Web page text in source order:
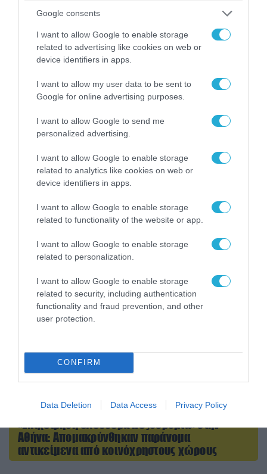
Google consents
I want to allow Google to enable storage
related to advertising like cookies on web or
device identifiers in apps.
I want to allow my user data to be sent to
Google for online advertising purposes.
I want to allow Google to send me
personalized advertising.
I want to allow Google to enable storage
related to analytics like cookies on web or
device identifiers in apps.
I want to allow Google to enable storage
related to functionality of the website or app.
I want to allow Google to enable storage
related to personalization.
I want to allow Google to enable storage
related to security, including authentication
functionality and fraud prevention, and other
user protection.
CONFIRM
Data Deletion Data Access Privacy Policy
Ουκρανία: Αποκαλύφθηκε ο αριθμός των
Κλιμακώνουν οι Χούθι: Eξαπέλυσαν επιθέσεις
κατά στρατιωτικών δυνάμεων στην Υεμένη –
06.08.2026 | 14:02
Αθήνα: Απομακρύνθηκαν παράνομα
αντικείμενα από κοινόχρηστους χώρους